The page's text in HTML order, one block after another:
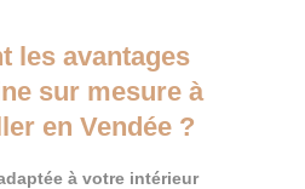
les avantages
sur mesure à
en Vendée ?
à votre intérieur